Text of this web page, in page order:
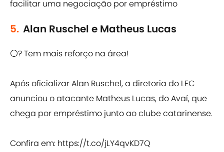
facilitar uma negociação por empréstimo
5. Alan Ruschel e Matheus Lucas
⚪? Tem mais reforço na área!
Após oficializar Alan Ruschel, a diretoria do LEC
anunciou o atacante Matheus Lucas, do Avaí, que
chega por empréstimo junto ao clube catarinense.
Confira em: https://t.co/jLY4qvKD7Q